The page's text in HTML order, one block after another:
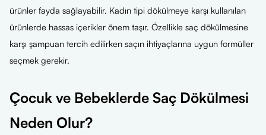
ürünler fayda sağlayabilir. Kadın tipi dökülmeye karşı kullanılan
ürünlerde hassas içerikler önem taşır. Özellikle saç dökülmesine
karşı şampuan tercih edilirken saçın ihtiyaçlarına uygun formüller
seçmek gerekir.
Çocuk ve Bebeklerde Saç Dökülmesi
Neden Olur?